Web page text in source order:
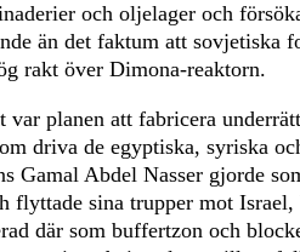
och oljelager och
än det faktum att sovjetiska
rakt över Dimona-reaktorn.
var planen att fabricera
driva de egyptiska, syriska
Gamal Abdel Nasser gjorde
flyttade sina trupper mot
där som buffertzon och